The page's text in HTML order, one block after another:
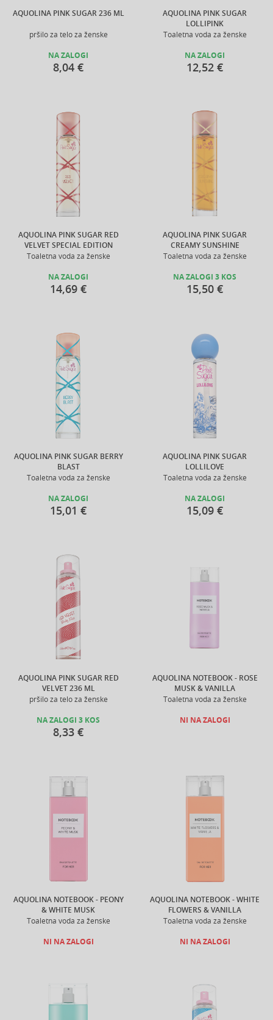
AQUOLINA PINK SUGAR 236 ML
pršilo za telo za ženske
NA ZALOGI
8,04 €
AQUOLINA PINK SUGAR
LOLLIPINK
Toaletna voda za ženske
NA ZALOGI
12,52 €
AQUOLINA PINK SUGAR RED
VELVET SPECIAL EDITION
Toaletna voda za ženske
NA ZALOGI
14,69 €
AQUOLINA PINK SUGAR
CREAMY SUNSHINE
Toaletna voda za ženske
NA ZALOGI 3 KOS
15,50 €
AQUOLINA PINK SUGAR BERRY
BLAST
Toaletna voda za ženske
NA ZALOGI
15,01 €
AQUOLINA PINK SUGAR
LOLLILOVE
Toaletna voda za ženske
NA ZALOGI
15,09 €
AQUOLINA PINK SUGAR RED
VELVET 236 ML
pršilo za telo za ženske
NA ZALOGI 3 KOS
8,33 €
AQUOLINA NOTEBOOK - ROSE
MUSK & VANILLA
Toaletna voda za ženske
NI NA ZALOGI
AQUOLINA NOTEBOOK - PEONY
& WHITE MUSK
Toaletna voda za ženske
NI NA ZALOGI
AQUOLINA NOTEBOOK - WHITE
FLOWERS & VANILLA
Toaletna voda za ženske
NI NA ZALOGI